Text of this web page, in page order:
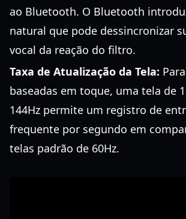
ao Bluetooth. O Bluetooth
natural que pode dessincronizar
vocal da reação do filtro.
Taxa de Atualização da Tela:
baseadas em toque, uma tela de
144Hz permite um registro de
frequente por segundo em
telas padrão de 60Hz.